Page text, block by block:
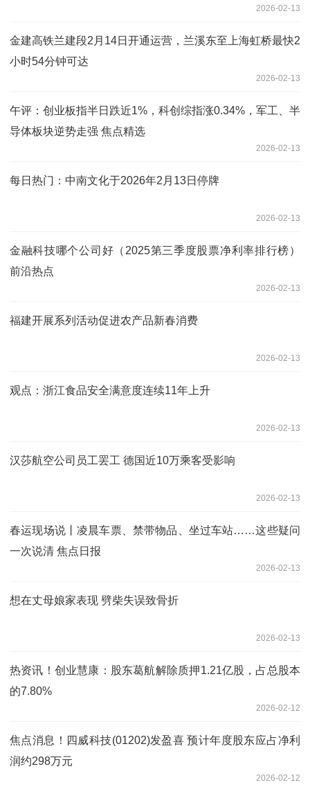
2026-02-13
金建高铁兰建段2月14日开通运营，兰溪东至上海虹桥最快2
小时54分钟可达
2026-02-13
午评：创业板指半日跌近1%，科创综指涨0.34%，军工、半
导体板块逆势走强 焦点精选
2026-02-13
每日热门：中南文化于2026年2月13日停牌
2026-02-13
金融科技哪个公司好（2025第三季度股票净利率排行榜）
前沿热点
2026-02-13
福建开展系列活动促进农产品新春消费
2026-02-13
观点：浙江食品安全满意度连续11年上升
2026-02-13
汉莎航空公司员工罢工 德国近10万乘客受影响
2026-02-13
春运现场说丨凌晨车票、禁带物品、坐过车站……这些疑问
一次说清 焦点日报
2026-02-13
想在丈母娘家表现 劈柴失误致骨折
2026-02-13
热资讯！创业慧康：股东葛航解除质押1.21亿股，占总股本
的7.80%
2026-02-12
焦点消息！四威科技(01202)发盈喜 预计年度股东应占净利
润约298万元
2026-02-12